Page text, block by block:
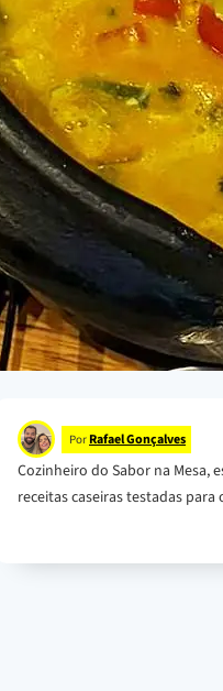
Por Rafael Gonçalves
Cozinheiro do Sabor na Mesa,
receitas caseiras testadas para